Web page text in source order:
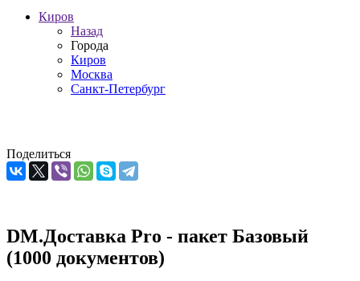
Киров
Назад
Города
Киров
Москва
Санкт-Петербург
Поделиться
DM.Доставка Pro - пакет Базовый
(1000 документов)